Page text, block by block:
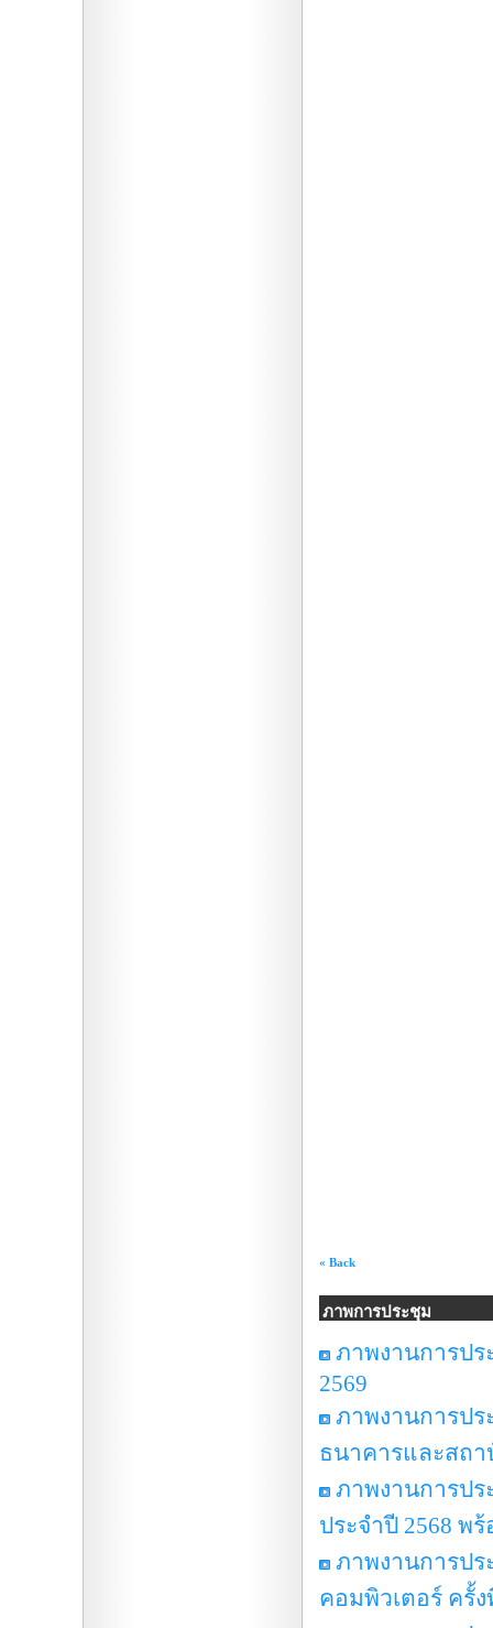
« Back
ภาพการประชุม
ภาพงานการปร
2569
ภาพงานการป
ธนาคารและสถา
ภาพงานการป
ประจำปี 2568 พ
ภาพงานการป
คอมพิวเตอร์ ครั้ง